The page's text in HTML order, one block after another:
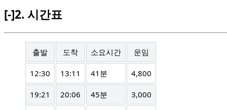
[-]2. 시간표
출발 도착 소요시간 운임
12:30 13:11 41분 4,800
19:21 20:06 45분 3,000